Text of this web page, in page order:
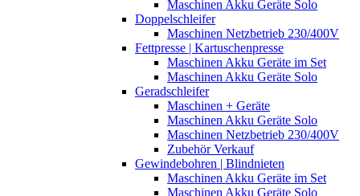
Maschinen Akku Geräte Solo
Doppelschleifer
Maschinen Netzbetrieb 230/400V
Fettpresse | Kartuschenpresse
Maschinen Akku Geräte im Set
Maschinen Akku Geräte Solo
Geradschleifer
Maschinen + Geräte
Maschinen Akku Geräte Solo
Maschinen Netzbetrieb 230/400V
Zubehör Verkauf
Gewindebohren | Blindnieten
Maschinen Akku Geräte im Set
Maschinen Akku Geräte Solo